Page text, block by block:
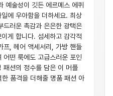
예술성이 깃든 에르메스 에퀴
에 우아함을 더하세요. 최상
드러운 촉감과 은은한 광택은
게 합니다. 섬세하고 감각적
프, 헤어 액세서리, 가방 핸들
떤 룩에도 고급스러운 포인
패션의 정수를 담은 이 머플
품격을 더해줄 명품 패션 아